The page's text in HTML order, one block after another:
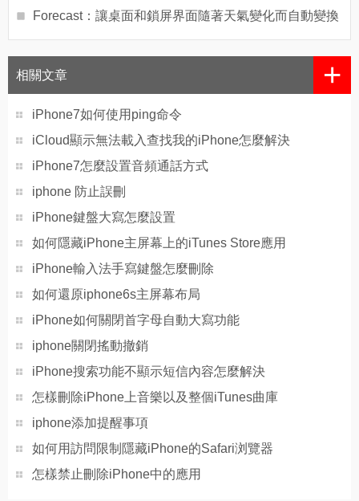
Forecast：讓桌面和鎖屏界面隨著天氣變化而自動變換
相關文章 +
iPhone7如何使用ping命令
iCloud顯示無法載入查找我的iPhone怎麼解決
iPhone7怎麼設置音頻通話方式
iphone 防止誤刪
iPhone鍵盤大寫怎麼設置
如何隱藏iPhone主屏幕上的iTunes Store應用
iPhone輸入法手寫鍵盤怎麼刪除
如何還原iphone6s主屏幕布局
iPhone如何關閉首字母自動大寫功能
iphone關閉搖動撤銷
iPhone搜索功能不顯示短信內容怎麼解決
怎樣刪除iPhone上音樂以及整個iTunes曲庫
iphone添加提醒事項
如何用訪問限制隱藏iPhone的Safari浏覽器
怎樣禁止刪除iPhone中的應用